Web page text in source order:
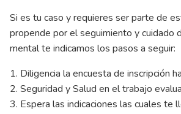
Si es tu caso y requieres ser parte de
propende por el seguimiento y cuidado
mental te indicamos los pasos a seguir:
1. Diligencia la encuesta de inscripción
2. Seguridad y Salud en el trabajo
3. Espera las indicaciones las cuales te